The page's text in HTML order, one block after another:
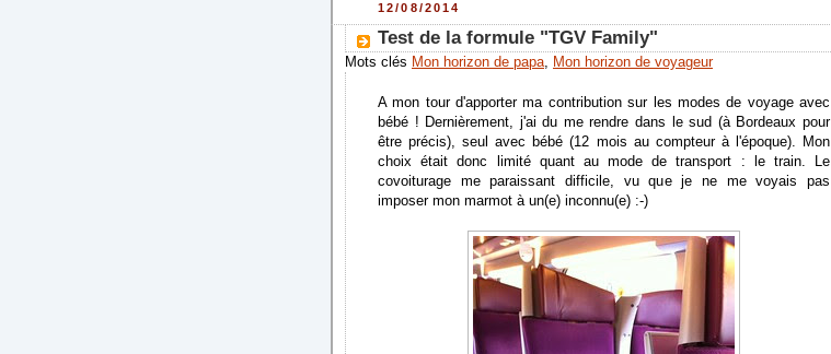
12/08/2014
Test de la formule "TGV Family"
Mots clés Mon horizon de papa Mon horizon de voyageur
A mon tour d'apporter ma contribution sur les modes de voyage avec
bébé ! Dernièrement, j'ai du me rendre dans le sud (à Bordeaux pour
être précis), seul avec bébé (12 mois au compteur à l'époque). Mon
choix était donc limité quant au mode de transport : le train. Le
covoiturage me paraissant difficile, vu que je ne me voyais pas
imposer mon marmot à un(e) inconnu(e) :-)